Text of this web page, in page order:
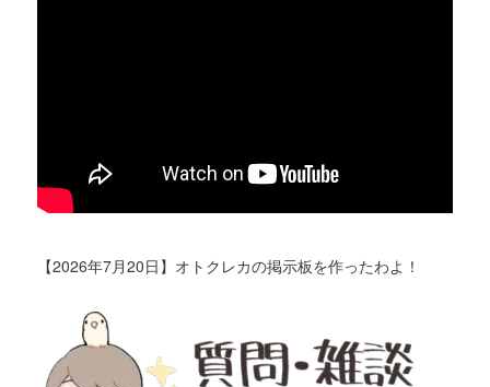
【2026年7月20日】オトクレカの掲示板を作ったわよ！